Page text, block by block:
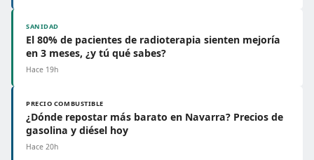
SANIDAD
El 80% de pacientes de radioterapia sienten mejoría
en 3 meses, ¿y tú qué sabes?
Hace 19h
PRECIO COMBUSTIBLE
¿Dónde repostar más barato en Navarra? Precios de
gasolina y diésel hoy
Hace 20h